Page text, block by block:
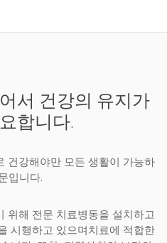
서 건강의 유지가
합니다.
건강해야만 모든 생활이 가능하
입니다.
위해 전문 치료병동을 설치하고
시행하고 있으며치료에 적합한